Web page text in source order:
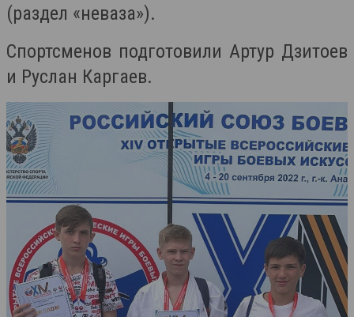
(раздел «неваза»).
Спортсменов подготовили Артур Дзитоев
и Руслан Каргаев.